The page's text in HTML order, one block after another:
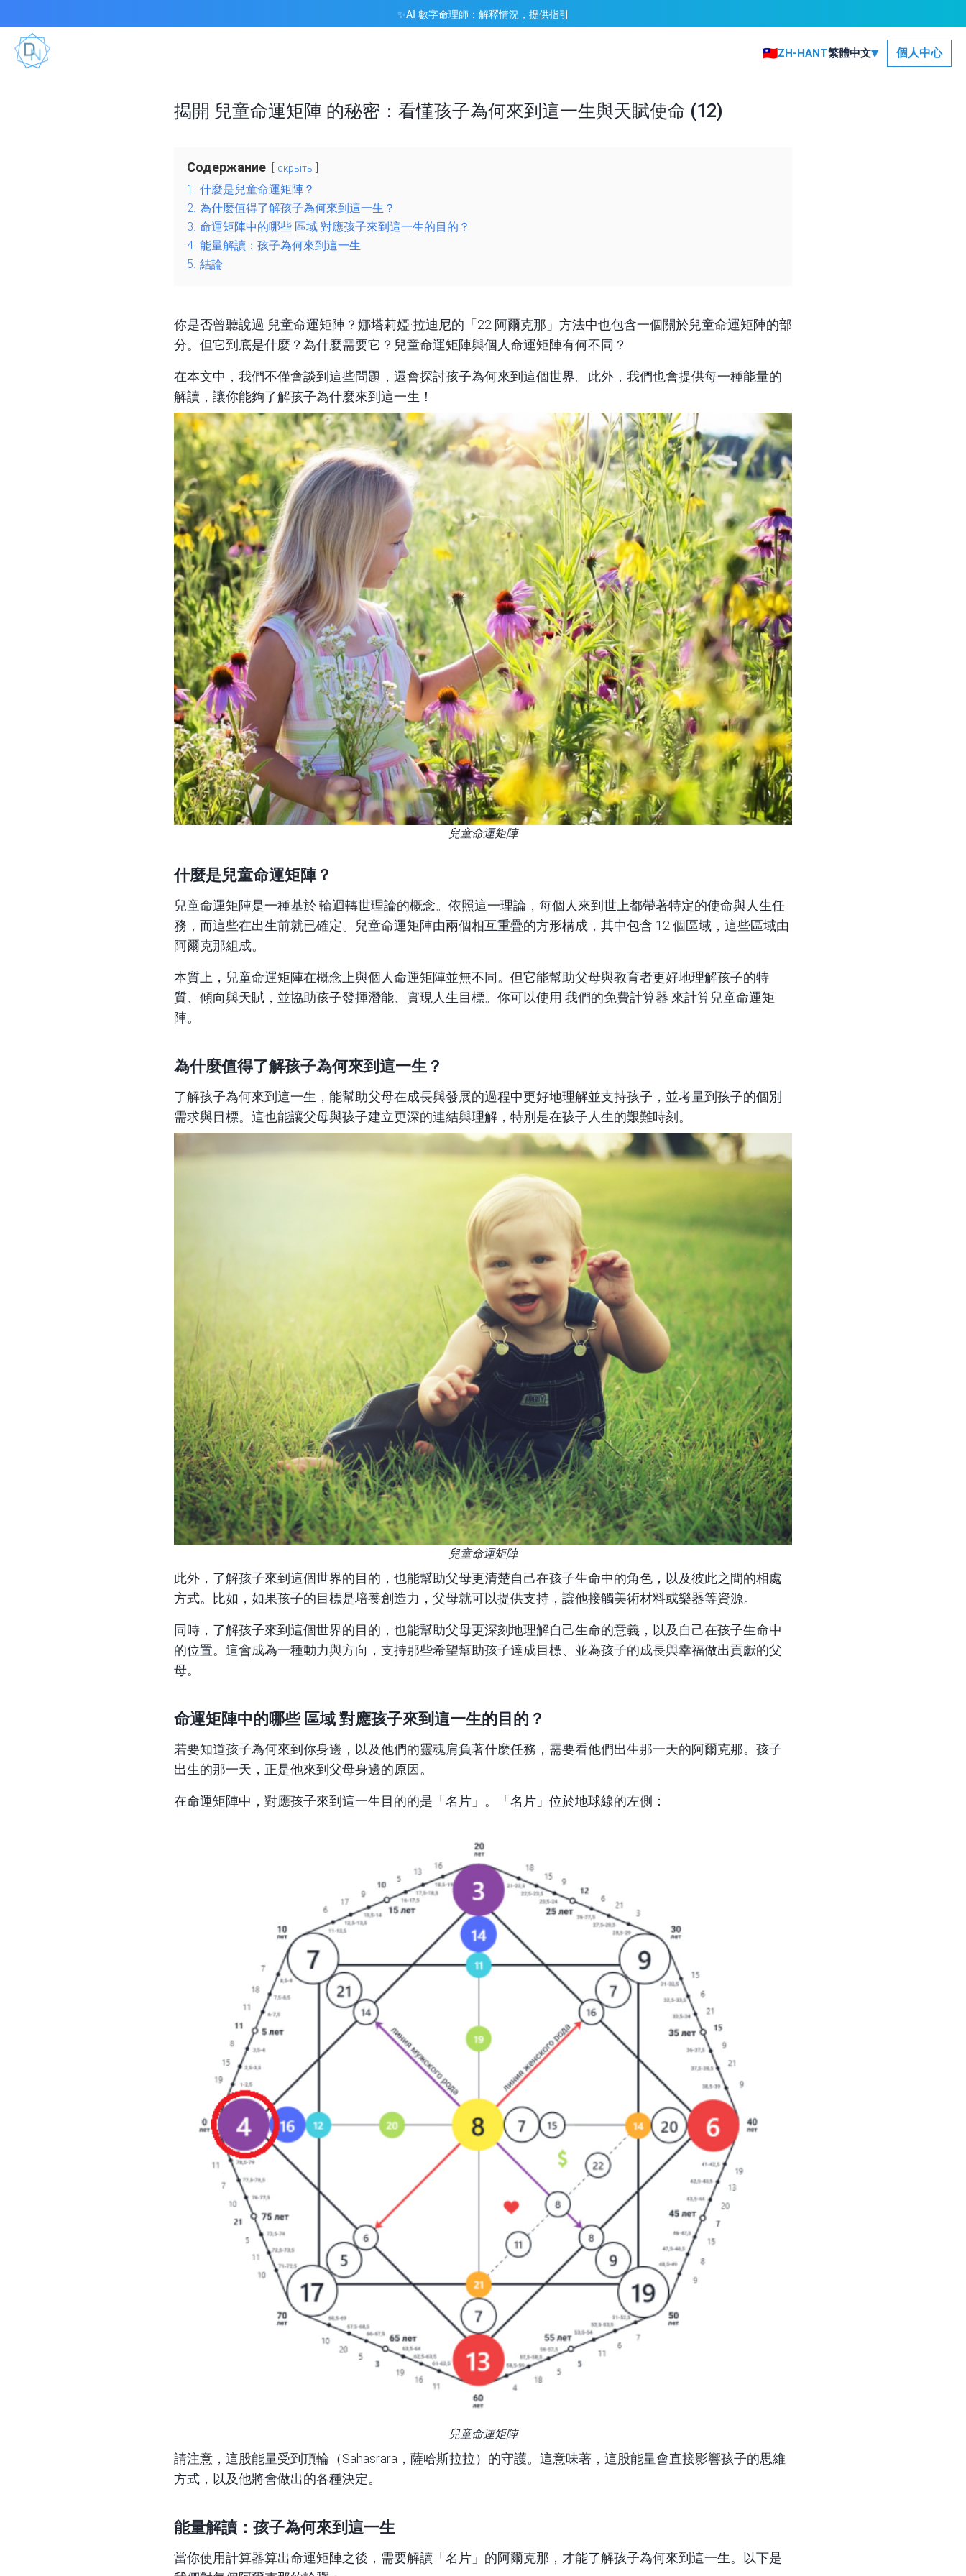
🇹🇼ZH-HANT繁體中文▾ 個人中心
揭開 兒童命運矩陣 的秘密：看懂孩子為何來到這一生與天賦使命 (12)
Содержание скрыть
1. 什麼是兒童命運矩陣？
2. 為什麼值得了解孩子為何來到這一生？
3. 命運矩陣中的哪些 區域 對應孩子來到這一生的目的？
4. 能量解讀：孩子為何來到這一生
5. 結論
你是否曾聽說過 兒童命運矩陣 ？娜塔莉婭·拉迪尼的「22 阿爾克那」方法中也包含一個關於兒童命運矩陣的部
分。但它到底是什麼？為什麼需要它？兒童命運矩陣與個人命運矩陣有何不同？
在本文中，我們不僅會談到這些問題，還會探討孩子為何來到這個世界。此外，我們也會提供每一種能量的
解讀，讓你能夠了解孩子為什麼來到這一生！
兒童命運矩陣
什麼是兒童命運矩陣？
兒童命運矩陣是一種基於輪迴轉世理論的概念。依照這一理論，每個人來到世上都帶著特定的使命與人生任
務，而這些在出生前就已確定。兒童命運矩陣由兩個相互重疊的方形構成，其中包含 12 個區域，這些區域由
阿爾克那組成。
本質上，兒童命運矩陣在概念上與個人命運矩陣並無不同。但它能幫助父母與教育者更好地理解孩子的特
質、傾向與天賦，並協助孩子發揮潛能、實現人生目標。你可以使用 我們的免費計算器 來計算兒童命運矩
陣。
為什麼值得了解孩子為何來到這一生？
了解孩子為何來到這一生，能幫助父母在成長與發展的過程中更好地理解並支持孩子，並考量到孩子的個別
需求與目標。這也能讓父母與孩子建立更深的連結與理解，特別是在孩子人生的艱難時刻。
兒童命運矩陣
此外，了解孩子來到這個世界的目的，也能幫助父母更清楚自己在孩子生命中的角色，以及彼此之間的相處
方式。比如，如果孩子的目標是培養創造力，父母就可以提供支持，讓他接觸美術材料或樂器等資源。
同時，了解孩子來到這個世界的目的，也能幫助父母更深刻地理解自己生命的意義，以及自己在孩子生命中
的位置。這會成為一種動力與方向，支持那些希望幫助孩子達成目標、並為孩子的成長與幸福做出貢獻的父
母。
命運矩陣中的哪些 區域 對應孩子來到這一生的目的？
若要知道孩子為何來到你身邊，以及他們的靈魂肩負著什麼任務，需要看他們出生那一天的阿爾克那。孩子
出生的那一天，正是他來到父母身邊的原因。
在命運矩陣中，對應孩子來到這一生目的的是「名片」。「名片」位於地球線的左側：
兒童命運矩陣
請注意，這股能量受到頂輪（Sahasrara，薩哈斯拉拉）的守護。這意味著，這股能量會直接影響孩子的思維
方式，以及他將會做出的各種決定。
能量解讀：孩子為何來到這一生
當你使用計算器算出命運矩陣之後，需要解讀「名片」的阿爾克那，才能了解孩子為何來到這一生。以下是
✨AI 數字命理師：解釋情況，提供指引